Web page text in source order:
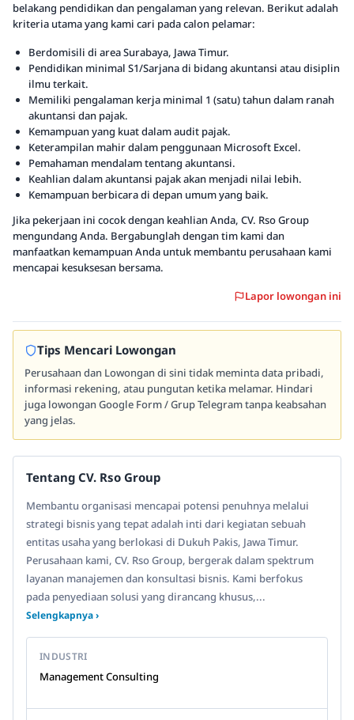
belakang pendidikan dan pengalaman yang relevan. Berikut adalah
kriteria utama yang kami cari pada calon pelamar:
Berdomisili di area Surabaya, Jawa Timur.
Pendidikan minimal S1/Sarjana di bidang akuntansi atau disiplin
ilmu terkait.
Memiliki pengalaman kerja minimal 1 (satu) tahun dalam ranah
akuntansi dan pajak.
Kemampuan yang kuat dalam audit pajak.
Keterampilan mahir dalam penggunaan Microsoft Excel.
Pemahaman mendalam tentang akuntansi.
Keahlian dalam akuntansi pajak akan menjadi nilai lebih.
Kemampuan berbicara di depan umum yang baik.
Jika pekerjaan ini cocok dengan keahlian Anda, CV. Rso Group
mengundang Anda. Bergabunglah dengan tim kami dan
manfaatkan kemampuan Anda untuk membantu perusahaan kami
mencapai kesuksesan bersama.
Lapor lowongan ini
Tips Mencari Lowongan
Perusahaan dan Lowongan di sini tidak meminta data pribadi,
informasi rekening, atau pungutan ketika melamar. Hindari
juga lowongan Google Form / Grup Telegram tanpa keabsahan
yang jelas.
Tentang CV. Rso Group
Membantu organisasi mencapai potensi penuhnya melalui
strategi bisnis yang tepat adalah inti dari kegiatan sebuah
entitas usaha yang berlokasi di Dukuh Pakis, Jawa Timur.
Perusahaan kami, CV. Rso Group, bergerak dalam spektrum
layanan manajemen dan konsultasi bisnis. Kami berfokus
pada penyediaan solusi yang dirancang khusus,...
Selengkapnya ›
INDUSTRI
Management Consulting